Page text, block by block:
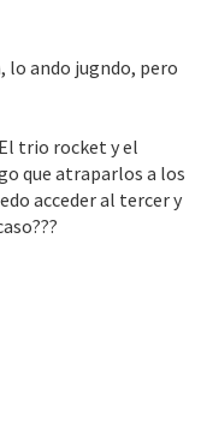
lo ando jugndo, pero
trio rocket y el
que atraparlos a los
acceder al tercer y